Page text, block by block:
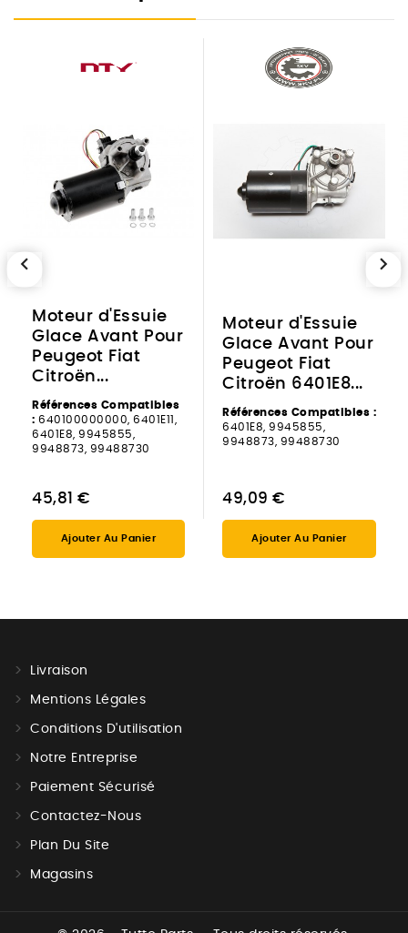
Moteur d'Essuie
Glace Avant Pour
Peugeot Fiat
Citroën...
Références Compatibles
: 640100000000, 6401E11,
6401E8, 9945855,
9948873, 99488730
45,81 €
Ajouter Au Panier
Moteur d'Essuie
Glace Avant Pour
Peugeot Fiat
Citroën 6401E8...
Références Compatibles :
6401E8, 9945855,
9948873, 99488730
49,09 €
Ajouter Au Panier
chevron_left chevron_right
Livraison
Mentions Légales
Conditions D'utilisation
Notre Entreprise
Paiement Sécurisé
Contactez-Nous
Plan Du Site
Magasins